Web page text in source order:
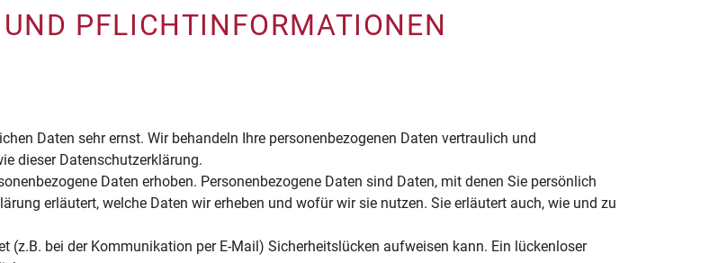
PFLICHTINFORMATIONEN
Daten sehr ernst. Wir behandeln Ihre personenbezogenen Daten vertraulich und
dieser Datenschutzerklärung.
Daten erhoben. Personenbezogene Daten sind Daten, mit denen Sie persönlich
erläutert, welche Daten wir erheben und wofür wir sie nutzen. Sie erläutert auch, wie und zu
(z.B. bei der Kommunikation per E-Mail) Sicherheitslücken aufweisen kann. Ein lückenloser